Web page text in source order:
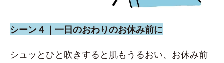
シーン４｜一日のおわりのお休み前に
シュッとひと吹きすると肌もうるおい、お休み前